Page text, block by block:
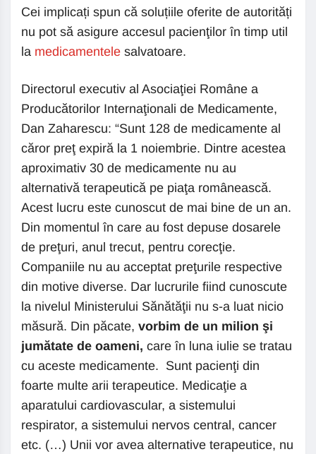
Cei implicați spun că soluțiile oferite de autorități
nu pot să asigure accesul pacienţilor în timp util
la medicamentele salvatoare.
Directorul executiv al Asociaţiei Române a
Producătorilor Internaţionali de Medicamente,
Dan Zaharescu: “Sunt 128 de medicamente al
căror preţ expiră la 1 noiembrie. Dintre acestea
aproximativ 30 de medicamente nu au
alternativă terapeutică pe piaţa românească.
Acest lucru este cunoscut de mai bine de un an.
Din momentul în care au fost depuse dosarele
de preţuri, anul trecut, pentru corecţie.
Companiile nu au acceptat preţurile respective
din motive diverse. Dar lucrurile fiind cunoscute
la nivelul Ministerului Sănătăţii nu s-a luat nicio
măsură. Din păcate, vorbim de un milion şi
jumătate de oameni, care în luna iulie se tratau
cu aceste medicamente. Sunt pacienţi din
foarte multe arii terapeutice. Medicaţie a
aparatului cardiovascular, a sistemului
respirator, a sistemului nervos central, cancer
etc. (…) Unii vor avea alternative terapeutice, nu